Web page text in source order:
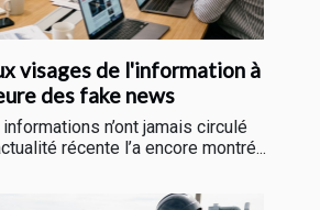
visages de l'information à
des fake news
n’ont jamais circulé
récente l’a encore montré...